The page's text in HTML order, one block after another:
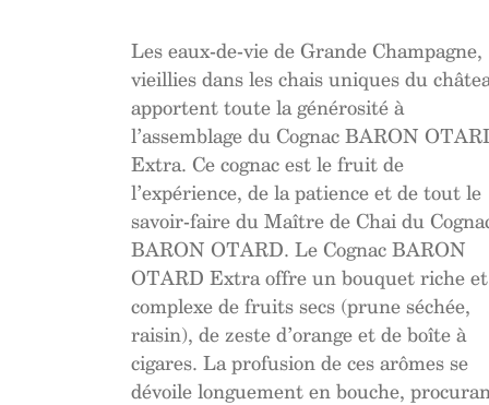
Les eaux-de-vie de Grande Champagne,
vieillies dans les chais uniques du
apportent toute la générosité à
l’assemblage du Cognac BARON
Extra. Ce cognac est le fruit de
l’expérience, de la patience et de tout le
savoir-faire du Maître de Chai du
BARON OTARD. Le Cognac BARON
OTARD Extra offre un bouquet riche et
complexe de fruits secs (prune séchée,
raisin), de zeste d’orange et de boîte à
cigares. La profusion de ces arômes se
dévoile longuement en bouche,